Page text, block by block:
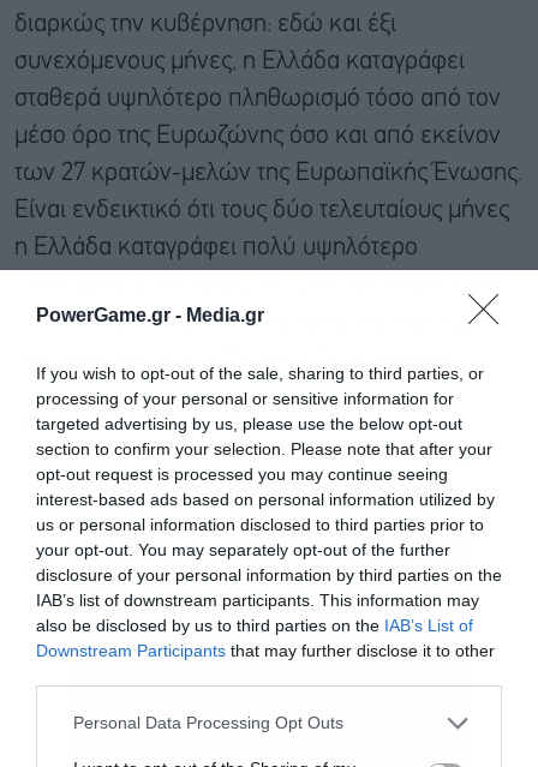
PowerGame.gr - Media.gr
If you wish to opt-out of the sale, sharing to third parties, or
processing of your personal or sensitive information for
targeted advertising by us, please use the below opt-out
section to confirm your selection. Please note that after your
opt-out request is processed you may continue seeing
interest-based ads based on personal information utilized by
us or personal information disclosed to third parties prior to
your opt-out. You may separately opt-out of the further
disclosure of your personal information by third parties on the
IAB’s list of downstream participants. This information may
also be disclosed by us to third parties on the IAB’s List of
Downstream Participants that may further disclose it to other
Personal Data Processing Opt Outs
διαρκώς την κυβέρνηση: εδώ και έξι
συνεχόμενους μήνες, η Ελλάδα καταγράφει
σταθερά υψηλότερο πληθωρισμό τόσο από τον
μέσο όρο της Ευρωζώνης όσο και από εκείνον
των 27 κρατών-μελών της Ευρωπαϊκής Ένωσης.
Είναι ενδεικτικό ότι τους δύο τελευταίους μήνες
η Ελλάδα καταγράφει πολύ υψηλότερο
4,9% το Μάιο, ενώ ο μέσος όρος της ευρωζώνης
Δεν είναι τυχαίο ότι, στον απολογισμό του
κυβερνητικού έργου της επταετίας 2019–2026,
που παρουσίασε την Κυριακή 28 Ιουνίου, ο
Πρωθυπουργός επέλεξε να συγκρίνει τη
σωρευτική αύξηση του πληθωρισμού στην
Ελλάδα με τον μέσο όρο της Ευρωπαϊκής
Ένωσης μόνο για την περίοδο 2019–2025.
Εγγραφή στο
newsletter